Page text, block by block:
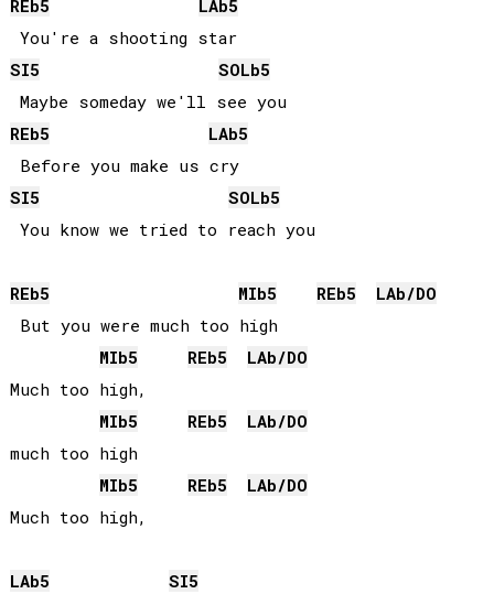
REb5 LAb5
You're a shooting star
SI5 SOLb5
REb5 LAb5
Before you make us cry
SI5 SOLb5
REb5 MIb5 REb5 LAb/DO
But you were much too high
MIb5 REb5 LAb/DO
Much too high,
MIb5 REb5 LAb/DO
much too high
MIb5 REb5 LAb/DO
Much too high,
LAb5 SI5